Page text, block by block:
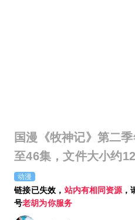
国漫《牧神记》第二
至46集，文件大小约
动漫
链接已失效， 站内有相同资源 ，
号老胡为你服务